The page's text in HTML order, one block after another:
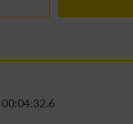
00:04:32.6